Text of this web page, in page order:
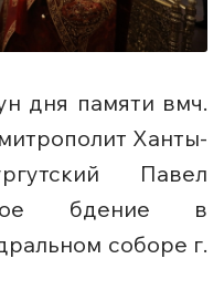
дня памяти вмч.
Ханты-
Павел
бдение в
соборе г.